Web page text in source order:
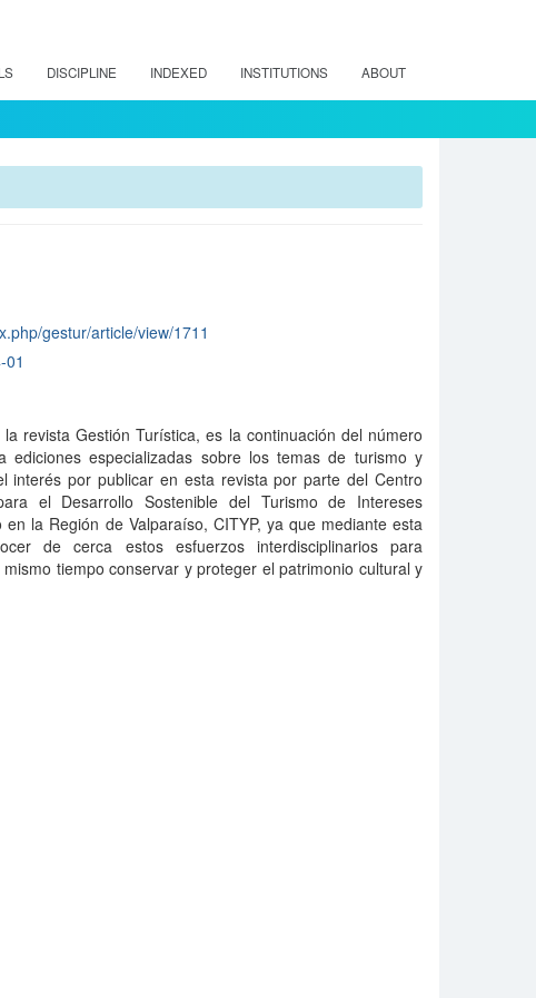
DISCIPLINE INDEXED INSTITUTIONS ABOUT
gestur/article/view/1711
01
revista Gestión Turística, es la continuación del número
ediciones especializadas sobre los temas de turismo y
interés por publicar en esta revista por parte del Centro
el Desarrollo Sostenible del Turismo de Intereses
en la Región de Valparaíso, CITYP, ya que mediante esta
de cerca estos esfuerzos interdisciplinarios para
tiempo conservar y proteger el patrimonio cultural y